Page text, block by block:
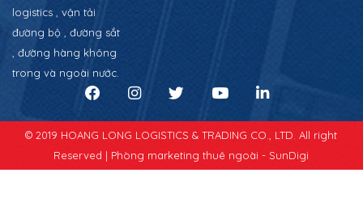
logistics , vận tải
đường bộ , đường sắt
, đường hàng không
trong và ngoài nước.
© 2019 HOANG LONG LOGISTICS & TRADING CO., LTD. All right
Reserved | Phòng marketing thuê ngoài - SunDigi